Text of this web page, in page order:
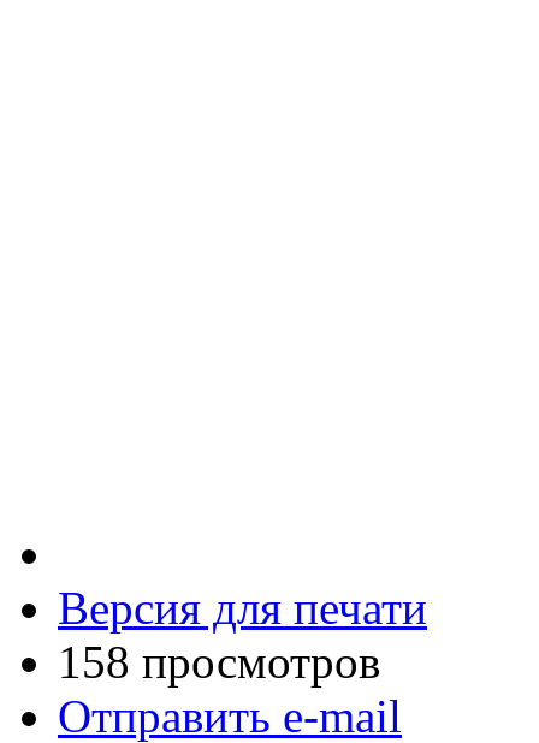
Версия для печати
158 просмотров
Отправить e-mail